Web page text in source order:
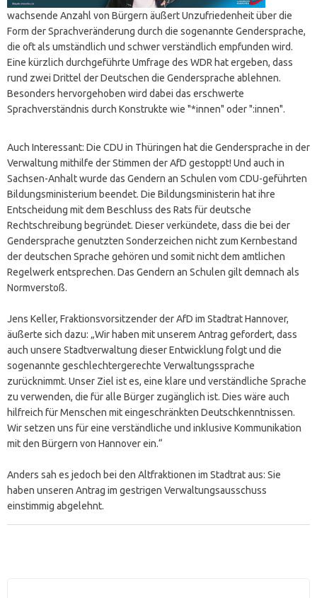
wachsende Anzahl von Bürgern äußert Unzufriedenheit über die
Form der Sprachveränderung durch die sogenannte Gendersprache,
die oft als umständlich und schwer verständlich empfunden wird.
Eine kürzlich durchgeführte Umfrage des WDR hat ergeben, dass
rund zwei Drittel der Deutschen die Gendersprache ablehnen.
Besonders hervorgehoben wird dabei das erschwerte
Sprachverständnis durch Konstrukte wie "*innen" oder ":innen".
Auch Interessant: Die CDU in Thüringen hat die Gendersprache in der
Verwaltung mithilfe der Stimmen der AfD gestoppt! Und auch in
Sachsen-Anhalt wurde das Gendern an Schulen vom CDU-geführten
Bildungsministerium beendet. Die Bildungsministerin hat ihre
Entscheidung mit dem Beschluss des Rats für deutsche
Rechtschreibung begründet. Dieser verkündete, dass die bei der
Gendersprache genutzten Sonderzeichen nicht zum Kernbestand
der deutschen Sprache gehören und somit nicht dem amtlichen
Regelwerk entsprechen. Das Gendern an Schulen gilt demnach als
Normverstoß.
Jens Keller, Fraktionsvorsitzender der AfD im Stadtrat Hannover,
äußerte sich dazu: „Wir haben mit unserem Antrag gefordert, dass
auch unsere Stadtverwaltung dieser Entwicklung folgt und die
sogenannte geschlechtergerechte Verwaltungssprache
zurücknimmt. Unser Ziel ist es, eine klare und verständliche Sprache
zu verwenden, die für alle Bürger zugänglich ist. Dies wäre auch
hilfreich für Menschen mit eingeschränkten Deutschkenntnissen.
Wir setzen uns für eine verständliche und inklusive Kommunikation
mit den Bürgern von Hannover ein.“
Anders sah es jedoch bei den Altfraktionen im Stadtrat aus: Sie
haben unseren Antrag im gestrigen Verwaltungsausschuss
einstimmig abgelehnt.